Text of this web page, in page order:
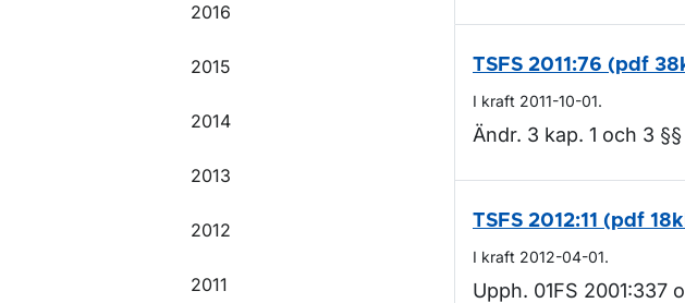
2016
2015
2014
2013
2012
2011
TSFS 2011:76 (pdf
I kraft 2011-10-01.
Ändr. 3 kap. 1 och 3
TSFS 2012:11 (pdf
I kraft 2012-04-01.
Upph. 01FS 2001:337